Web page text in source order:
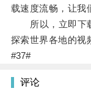
载速度流畅，让我
所以，立即下载
探索世界各地的视
#37#
评论